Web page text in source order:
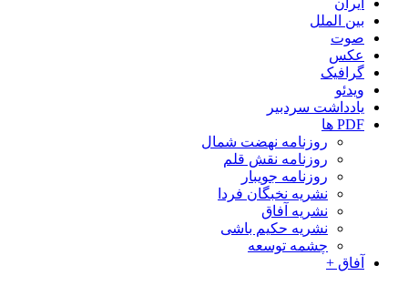
ایران
بین الملل
صوت
عکس
گرافیک
ویدئو
یادداشت سردبیر
PDF ها
روزنامه نهضت شمال
روزنامه نقش قلم
روزنامه جویبار
نشریه نخبگان فردا
نشریه آفاق
نشریه حکیم باشی
چشمه توسعه
آفاق +